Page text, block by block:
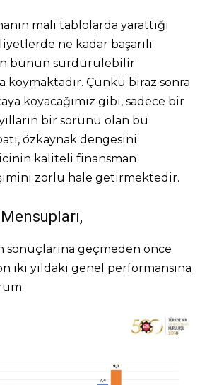
mali tablolarda yarattığı
ne kadar başarılı
bunun sürdürülebilir
koymaktadır. Çünkü biraz sonra
koyacağımız gibi, sadece bir
bir sorunu olan bu
özkaynak dengesini
kaliteli finansman
zorlu hale getirmektedir.
sonuçlarına geçmeden önce
iki yıldaki genel performansına